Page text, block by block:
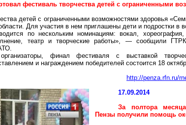
фестиваль творчества детей с ограниченными
детей с ограниченными возможностями здоровья
Для участия в нем приглашены дети и подростки в
по нескольким номинациям: вокал, хореография,
театр и творческие работы», — сообщили
финал фестиваля с выставкой
и награждением победителей состоится 18
http://penza.rfn.ru/
17.09.2014
За полтора
Пензы получили помощь